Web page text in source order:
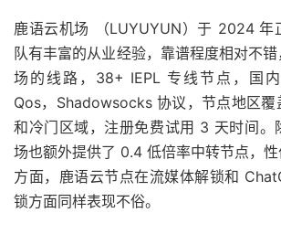
鹿语云机场 （LUYUYUN）于 2024 年
队有丰富的从业经验，靠谱程度相对不
场的线路，38+ IEPL 专线节点，国
Qos，Shadowsocks 协议，节点地区覆
和冷门区域，注册免费试用 3 天时间。
场也额外提供了 0.4 低倍率中转节点，
方面，鹿语云节点在流媒体解锁和
锁方面同样表现不俗。